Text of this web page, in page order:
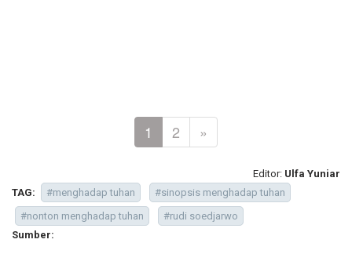
1 2 »
Editor: Ulfa Yuniar
TAG:
#menghadap tuhan
#sinopsis menghadap tuhan
#nonton menghadap tuhan
#rudi soedjarwo
Sumber: